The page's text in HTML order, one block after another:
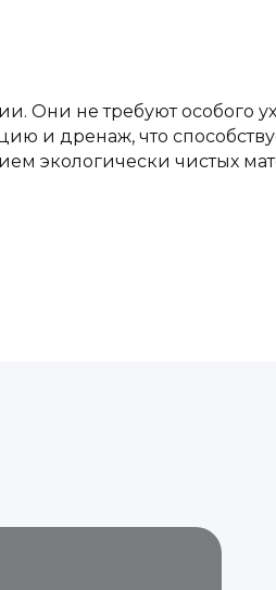
Они не требуют особого
и дренаж, что
экологически чистых